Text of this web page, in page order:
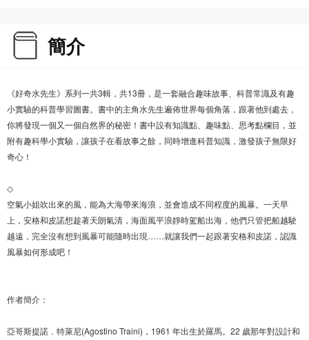
簡介
《好奇水先生》系列一共3輯，共13冊，是一套融合趣味故事、科普常識及有趣
小實驗的科普學習圖書。書中的主角水先生遍佈世界每個角落，跟著他到處去，
你將發現一個又一個自然界的秘密！書中設有知識點、趣味點、思考點欄目，並
附有趣科學小實驗，讓孩子在看故事之餘，同時增進科普知識，激發孩子無限好
奇心！
◇
空氣小姐吹出來的風，能為大海帶來海浪，並會造成不同程度的風暴。一天早
上，安格和皮諾想趁著天朗氣清，海面風平浪靜時駕船出海，他們只管把船越駛
越遠，完全沒有想到風暴可能隨時出現……就讓我們一起跟著安格和皮諾，認識
風暴如何形成吧！
作者簡介：
亞哥斯提諾．特萊尼(Agostino Traini)，1961 年出生於羅馬。22 歲那年對設計和